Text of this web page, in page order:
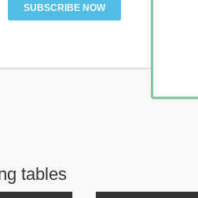
SUBSCRIBE NOW
tables